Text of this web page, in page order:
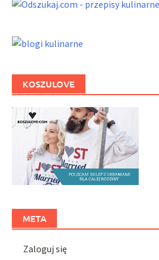
KOSZULOVE
META
Zaloguj się